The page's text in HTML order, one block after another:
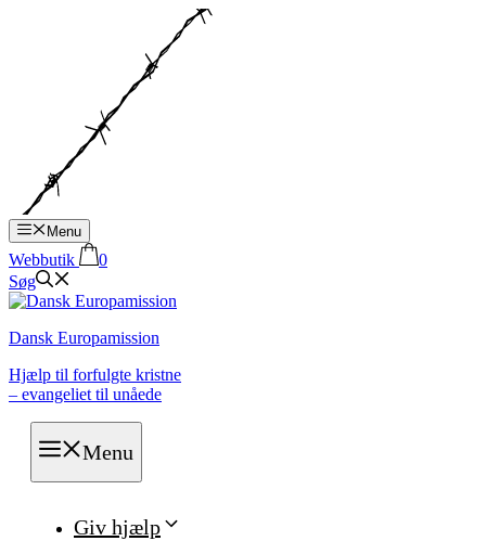
Menu
Webbutik
0
Søg
Dansk Europamission
Hjælp til forfulgte kristne
– evangeliet til unåede
Menu
Giv hjælp